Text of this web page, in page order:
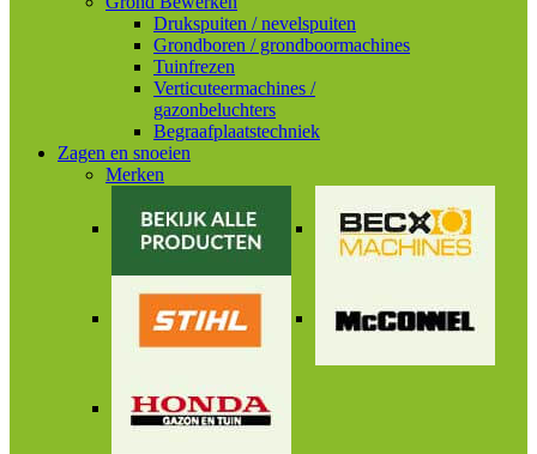
Drukspuiten / nevelspuiten
Grondboren / grondboormachines
Tuinfrezen
Verticuteermachines /
gazonbeluchters
Begraafplaatstechniek
Zagen en snoeien
Merken